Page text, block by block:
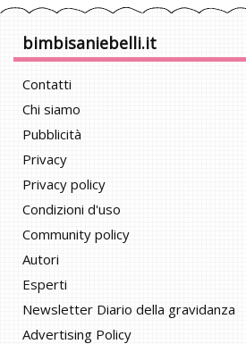
bimbisaniebelli.it
Contatti
Chi siamo
Pubblicità
Privacy
Privacy policy
Condizioni d'uso
Community policy
Autori
Esperti
Newsletter Diario della gravidanza
Advertising Policy